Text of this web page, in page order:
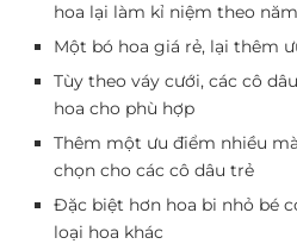
hoa lại làm kỉ niệm theo
Một bó hoa giá rẻ, lại thêm
Tùy theo váy cưới, các cô
hoa cho phù hợp
Thêm một ưu điểm nhiều
chọn cho các cô dâu trẻ
Đặc biệt hơn hoa bi nhỏ bé
loại hoa khác